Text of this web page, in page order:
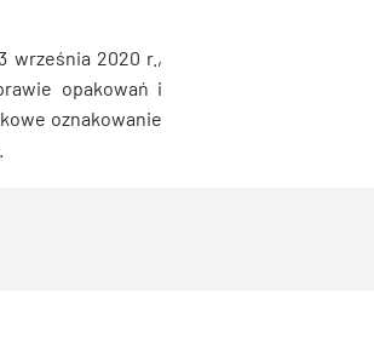
września 2020 r.,
opakowań i
oznakowanie